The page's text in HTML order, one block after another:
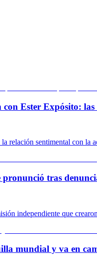
Ester Expósito:
relación sentimental con la
tras
independiente que
mundial y va en